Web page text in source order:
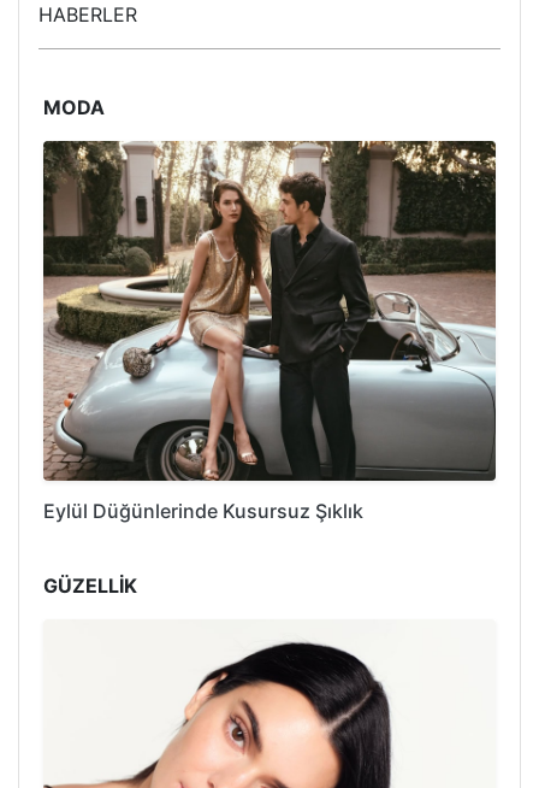
HABERLER
MODA
Eylül Düğünlerinde Kusursuz Şıklık
GÜZELLİK